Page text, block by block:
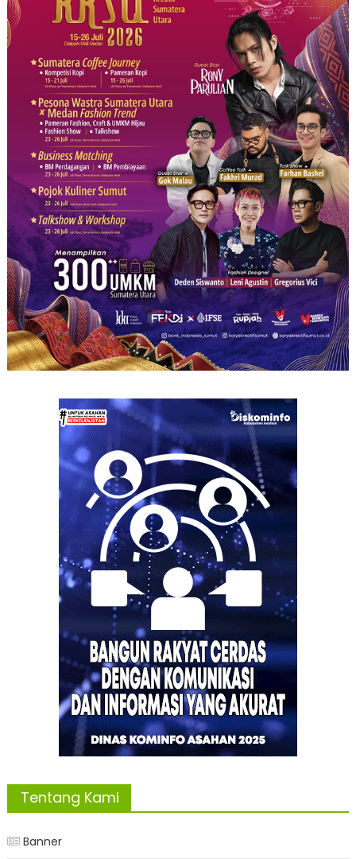
Tentang Kami
Banner